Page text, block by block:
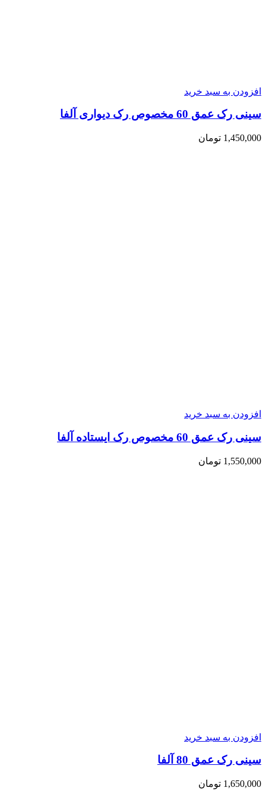
افزودن به سبد خرید
سینی رک عمق 60 مخصوص رک دیواری آلفا
1,450,000 تومان
افزودن به سبد خرید
سینی رک عمق 60 مخصوص رک ایستاده آلفا
1,550,000 تومان
افزودن به سبد خرید
سینی رک عمق 80 آلفا
1,650,000 تومان